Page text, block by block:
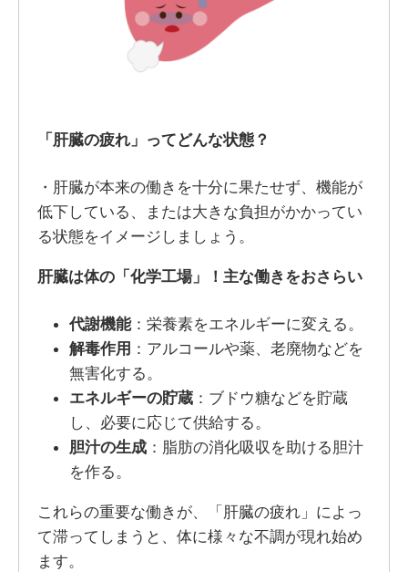
「肝臓の疲れ」ってどんな状態？
・肝臓が本来の働きを十分に果たせず、機能が
低下している、または大きな負担がかかってい
る状態をイメージしましょう。
肝臓は体の「化学工場」！主な働きをおさらい
代謝機能：栄養素をエネルギーに変える。
解毒作用 ：アルコールや薬、老廃物などを
無害化する。
エネルギーの貯蔵：ブドウ糖などを貯蔵
し、必要に応じて供給する。
胆汁の生成：脂肪の消化吸収を助ける胆汁
を作る。
これらの重要な働きが、「肝臓の疲れ」によっ
て滞ってしまうと、体に様々な不調が現れ始め
ます。